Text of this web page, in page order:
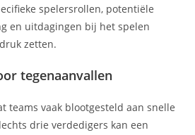
spelersrollen, potentiële
en uitdagingen bij het spelen
zetten.
tegenaanvallen
teams vaak blootgesteld aan snelle
drie verdedigers kan een